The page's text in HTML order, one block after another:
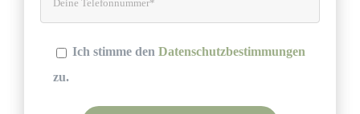
Ich stimme den Datenschutzbestimmungen
zu.